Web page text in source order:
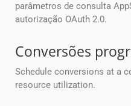
parâmetros de consulta
autorização OAuth 2.0.
Conversões
Schedule conversions at a
resource utilization.